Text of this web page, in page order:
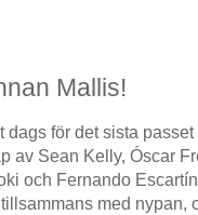
Mallis!
dags för det sista
av Sean Kelly, Óscar
och Fernando
med nypan,